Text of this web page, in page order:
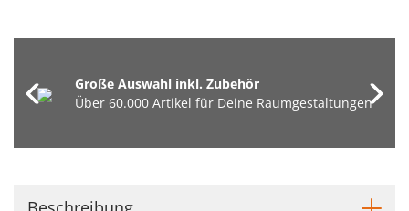
Große Auswahl inkl. Zubehör
Über 60.000 Artikel für Deine Raumgestaltungen